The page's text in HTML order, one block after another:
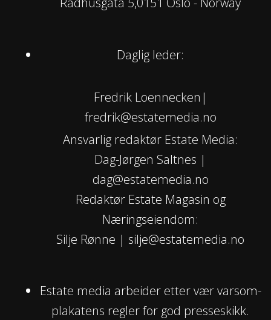
Daglig leder:
Fredrik Loennecken|
fredrik@estatemedia.no
Ansvarlig redaktør Estate Media:
Dag-Jørgen Saltnes |
dag@estatemedia.no
Redaktør Estate Magasin og
Næringseiendom:
Silje Rønne | silje@estatemedia.no
Estate media arbeider etter vær varsom-
plakatens regler for god presseskikk.